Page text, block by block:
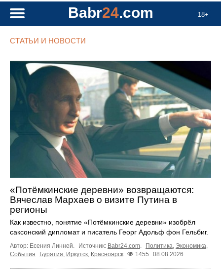
18+
Babr24.com
СТАТЬИ И НОВОСТИ
«Потёмкинские деревни» возвращаются:
Вячеслав Мархаев о визите Путина в
регионы
Как известно, понятие «Потёмкинские деревни» изобрёл
саксонский дипломат и писатель Георг Адольф фон Гельбиг.
Автор: Есения Линней. Источник: Babr24.com Политика Экономика
События
Бурятия Иркутск Красноярск 1455 08.08.2026